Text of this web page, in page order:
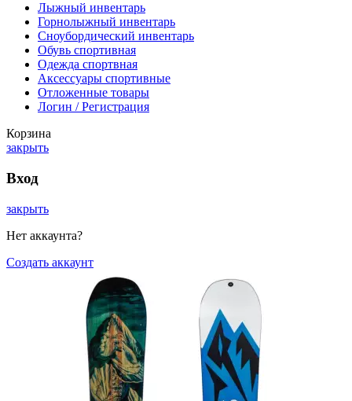
Лыжный инвентарь
Горнолыжный инвентарь
Сноубордический инвентарь
Обувь спортивная
Одежда спортвная
Аксессуары спортивные
Отложенные товары
Логин / Регистрация
Корзина
закрыть
Вход
закрыть
Нет аккаунта?
Создать аккаунт